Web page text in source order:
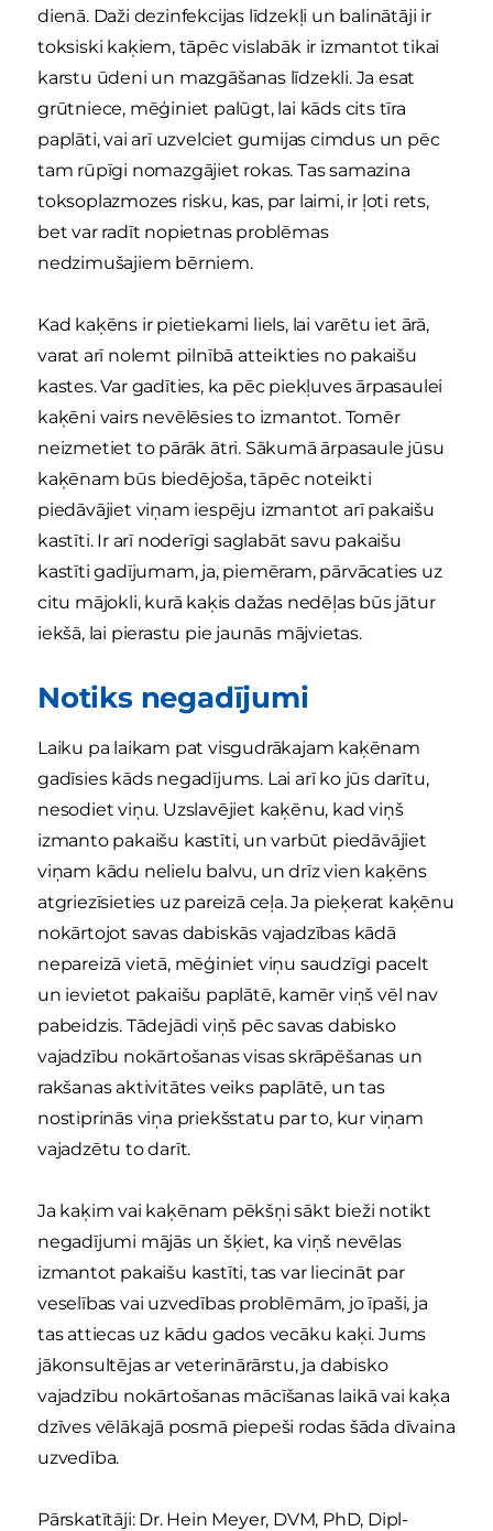
dienā. Daži dezinfekcijas līdzekļi un balinātāji ir
toksiski kaķiem, tāpēc vislabāk ir izmantot tikai
karstu ūdeni un mazgāšanas līdzekli. Ja esat
grūtniece, mēģiniet palūgt, lai kāds cits tīra
paplāti, vai arī uzvelciet gumijas cimdus un pēc
tam rūpīgi nomazgājiet rokas. Tas samazina
toksoplazmozes risku, kas, par laimi, ir ļoti rets,
bet var radīt nopietnas problēmas
nedzimušajiem bērniem.
Kad kaķēns ir pietiekami liels, lai varētu iet ārā,
varat arī nolemt pilnībā atteikties no pakaišu
kastes. Var gadīties, ka pēc piekļuves ārpasaulei
kaķēni vairs nevēlēsies to izmantot. Tomēr
neizmetiet to pārāk ātri. Sākumā ārpasaule jūsu
kaķēnam būs biedējoša, tāpēc noteikti
piedāvājiet viņam iespēju izmantot arī pakaišu
kastīti. Ir arī noderīgi saglabāt savu pakaišu
kastīti gadījumam, ja, piemēram, pārvācaties uz
citu mājokli, kurā kaķis dažas nedēļas būs jātur
iekšā, lai pierastu pie jaunās mājvietas.
Notiks negadījumi
Laiku pa laikam pat visgudrākajam kaķēnam
gadīsies kāds negadījums. Lai arī ko jūs darītu,
nesodiet viņu. Uzslavējiet kaķēnu, kad viņš
izmanto pakaišu kastīti, un varbūt piedāvājiet
viņam kādu nelielu balvu, un drīz vien kaķēns
atgriezīsieties uz pareizā ceļa. Ja pieķerat kaķēnu
nokārtojot savas dabiskās vajadzības kādā
nepareizā vietā, mēģiniet viņu saudzīgi pacelt
un ievietot pakaišu paplātē, kamēr viņš vēl nav
pabeidzis. Tādejādi viņš pēc savas dabisko
vajadzību nokārtošanas visas skrāpēšanas un
rakšanas aktivitātes veiks paplātē, un tas
nostiprinās viņa priekšstatu par to, kur viņam
vajadzētu to darīt.
Ja kaķim vai kaķēnam pēkšņi sākt bieži notikt
negadījumi mājās un šķiet, ka viņš nevēlas
izmantot pakaišu kastīti, tas var liecināt par
veselības vai uzvedības problēmām, jo īpaši, ja
tas attiecas uz kādu gados vecāku kaķi. Jums
jākonsultējas ar veterinārārstu, ja dabisko
vajadzību nokārtošanas mācīšanas laikā vai kaķa
dzīves vēlākajā posmā piepeši rodas šāda dīvaina
uzvedība.
Pārskatītāji: Dr. Hein Meyer, DVM, PhD, Dipl-